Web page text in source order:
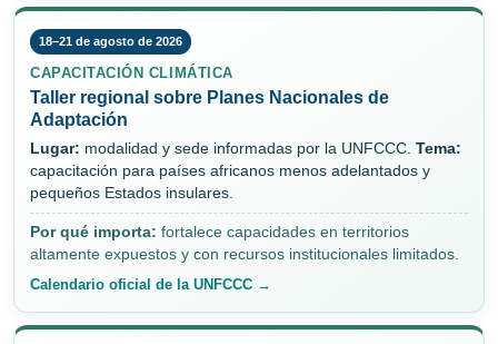
18–21 de agosto de 2026
CAPACITACIÓN CLIMÁTICA
Taller regional sobre Planes Nacionales de
Adaptación
Lugar: modalidad y sede informadas por la UNFCCC. Tema:
capacitación para países africanos menos adelantados y
pequeños Estados insulares.
Por qué importa: fortalece capacidades en territorios
altamente expuestos y con recursos institucionales limitados.
Calendario oficial de la UNFCCC →